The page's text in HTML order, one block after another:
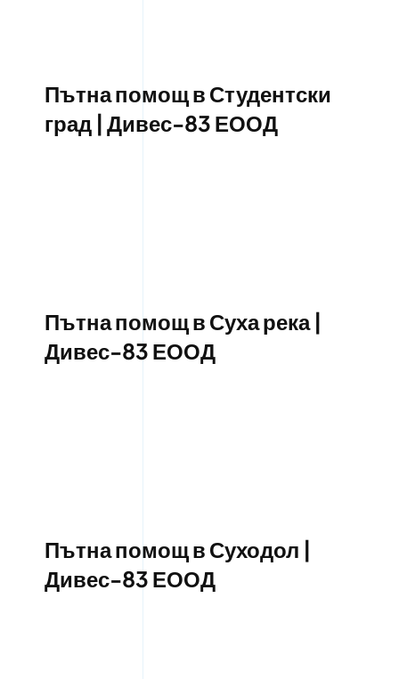
Пътна помощ в Студентски
град | Дивес-83 ЕООД
Пътна помощ в Суха река |
Дивес-83 ЕООД
Пътна помощ в Суходол |
Дивес-83 ЕООД